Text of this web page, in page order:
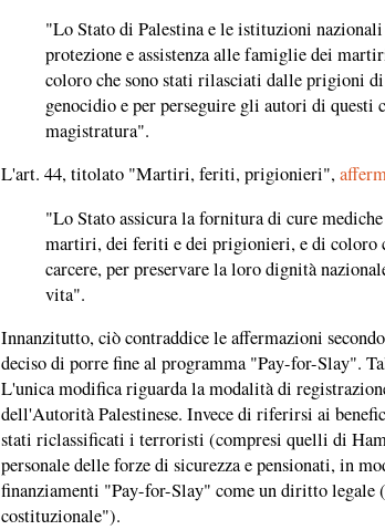
"Lo Stato di Palestina e le istituzioni
protezione e assistenza alle famiglie dei
coloro che sono stati rilasciati dalle prigioni
genocidio e per perseguire gli autori di
magistratura".
L'art. 44, titolato "Martiri, feriti, prigionieri",
"Lo Stato assicura la fornitura di cure
martiri, dei feriti e dei prigionieri, e di coloro
carcere, per preservare la loro dignità
vita".
Innanzitutto, ciò contraddice le affermazioni
deciso di porre fine al programma "Pay-for-Slay".
L'unica modifica riguarda la modalità di
dell'Autorità Palestinese. Invece di riferirsi ai
stati riclassificati i terroristi (compresi quelli di
personale delle forze di sicurezza e pensionati, in
finanziamenti "Pay-for-Slay" come un diritto legale
costituzionale").